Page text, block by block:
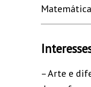
Matemática
– Arte e